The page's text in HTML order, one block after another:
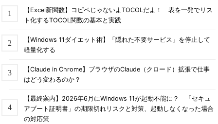
【Excel新関数】コピペじゃないよTOCOLだよ！ 表を一発でリス
ト化するTOCOL関数の基本と実践
【Windows 11ダイエット術】「隠れた不要サービス」を停止して
軽量化する
【Claude in Chrome】ブラウザのClaude（クロード）拡張で仕事
はどう変わるのか？
【最終案内】2026年6月にWindows 11が起動不能に？ 「セキュ
アブート証明書」の期限切れリスクと対策、起動しなくなった場合
の対応策